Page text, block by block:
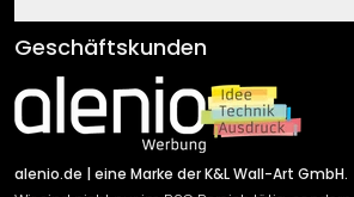
Klebe- und Montageanleitungen
Newsletter An-/Abmeldung
Sendungsverfolgung
AGB
Impressum
Versand & Zahlung
Rücksendung
Geschäftskunden
alenio.de | eine Marke der K&L Wall-Art GmbH.